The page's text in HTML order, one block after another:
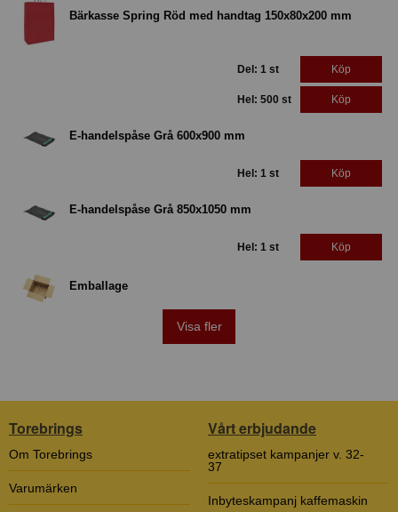
Bärkasse Spring Röd med handtag 150x80x200 mm
Del: 1 st Köp
Hel: 500 st Köp
E-handelspåse Grå 600x900 mm
Hel: 1 st Köp
E-handelspåse Grå 850x1050 mm
Hel: 1 st Köp
Emballage
Visa fler
Torebrings
Om Torebrings
Varumärken
Vårt erbjudande
extratipset kampanjer v. 32-
37
Inbyteskampanj kaffemaskin